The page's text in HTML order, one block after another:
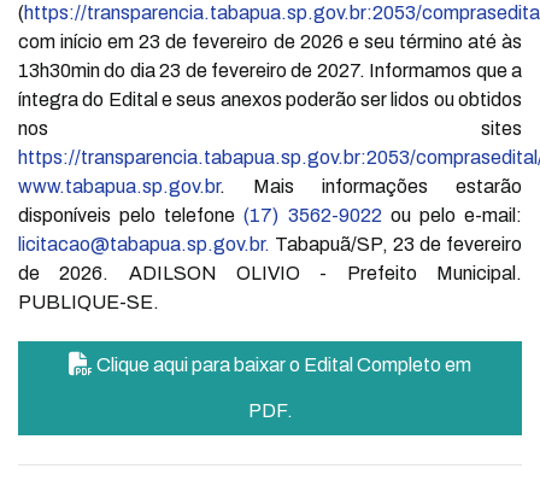
(https://transparencia.tabapua.sp.gov.br:2053/
com início em 23 de fevereiro de 2026 e seu término até às
13h30min do dia 23 de fevereiro de 2027. Informamos que a
íntegra do Edital e seus anexos poderão ser lidos ou obtidos
nos sites
https://transparencia.tabapua.sp.gov.br:2053/
www.tabapua.sp.gov.br. Mais informações estarão
disponíveis pelo telefone(17) 3562-9022 ou pelo e-mail:
licitacao@tabapua.sp.gov.br. Tabapuã/SP, 23 de fevereiro
de 2026. ADILSON OLIVIO - Prefeito Municipal.
PUBLIQUE-SE.
Clique aqui para baixar o Edital Completo em
PDF.